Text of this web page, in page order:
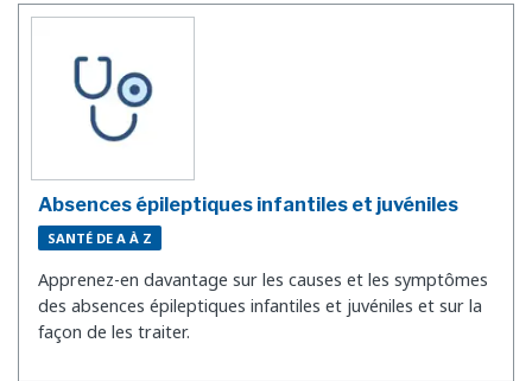
Absences épileptiques infantiles et juvéniles
SANTÉ DE A À Z
Apprenez-en davantage sur les causes et les symptômes
des absences épileptiques infantiles et juvéniles et sur la
façon de les traiter.